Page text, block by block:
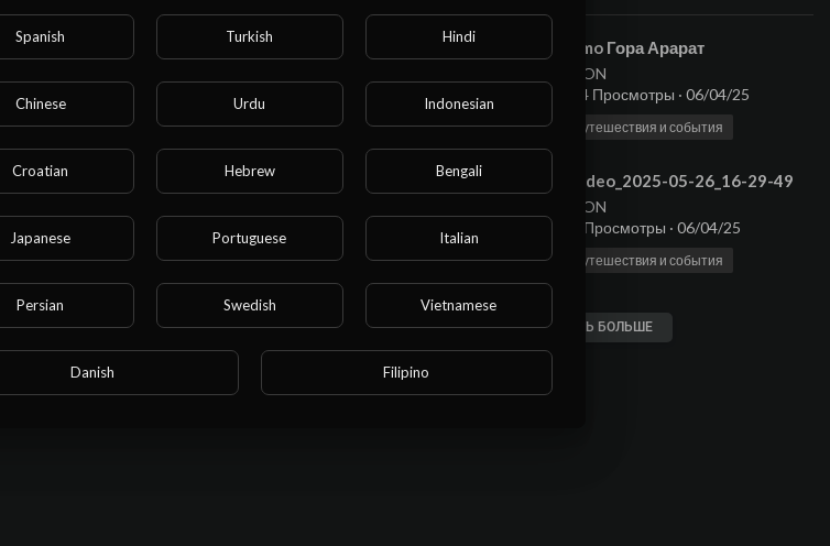
⁣kamo Гора Арарат
NEON
854 Просмотры · 06/04/25
Путешествия и события
⁣5video_2025-05-26_16-29-49
NEON
86 Просмотры · 06/04/25
Путешествия и события
ПОКАЗАТЬ БОЛЬШЕ
sortСортировать По
Публиковать
Spanish Turkish Hindi
Chinese Urdu Indonesian
Croatian Hebrew Bengali
Japanese Portuguese Italian
Persian Swedish Vietnamese
Danish Filipino